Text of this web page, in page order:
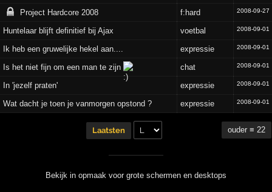
Project Hardcore 2008 f:hard 2008-09-27
Huntelaar blijft definitief bij Ajax voetbal 2008-09-01
Ik heb een gruwelijke hekel aan.... expressie 2008-09-01
Is het niet fijn om een man te zijn chat 2008-09-01
In 'jezelf praten' expressie 2008-09-01
Wat dacht je toen je vanmorgen opstond ? expressie 2008-09-01
Laatsten ouder ≡ 22
Bekijk in opmaak voor grote schermen en desktops